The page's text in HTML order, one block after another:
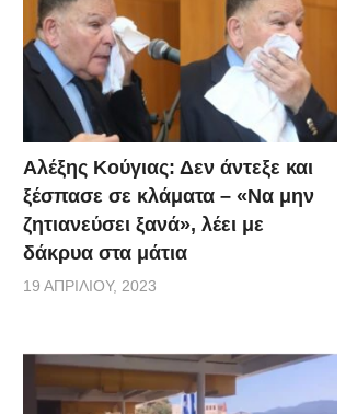
Αλέξης Κούγιας: Δεν άντεξε και
ξέσπασε σε κλάματα – «Να μην
ζητιανεύσει ξανά», λέει με
δάκρυα στα μάτια
19 ΑΠΡΙΛΊΟΥ, 2023